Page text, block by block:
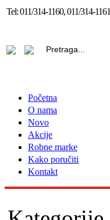
Tel:011/314-1160, 011/314-
Početna
O nama
Novo
Akcije
Robne marke
Kako poručiti
Kontakt